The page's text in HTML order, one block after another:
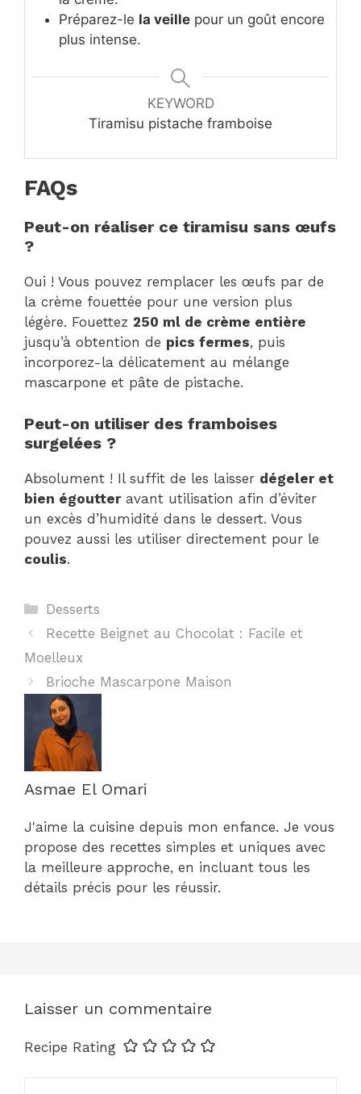
Préparez-le la veille pour un goût encore
plus intense.
KEYWORD
Tiramisu pistache framboise
FAQs
Peut-on réaliser ce tiramisu sans œufs
?
Oui ! Vous pouvez remplacer les œufs par de
la crème fouettée pour une version plus
légère. Fouettez 250 ml de crème entière
jusqu’à obtention de pics fermes, puis
incorporez-la délicatement au mélange
mascarpone et pâte de pistache.
Peut-on utiliser des framboises
surgelées ?
Absolument ! Il suffit de les laisser dégeler et
bien égoutteravant utilisation afin d’éviter
un excès d’humidité dans le dessert. Vous
pouvez aussi les utiliser directement pour le
coulis.
Catégories
Desserts
Recette Beignet au Chocolat : Facile et
Moelleux
Brioche Mascarpone Maison
Asmae El Omari
J'aime la cuisine depuis mon enfance. Je vous
propose des recettes simples et uniques avec
la meilleure approche, en incluant tous les
détails précis pour les réussir.
Laisser un commentaire
Recipe Rating